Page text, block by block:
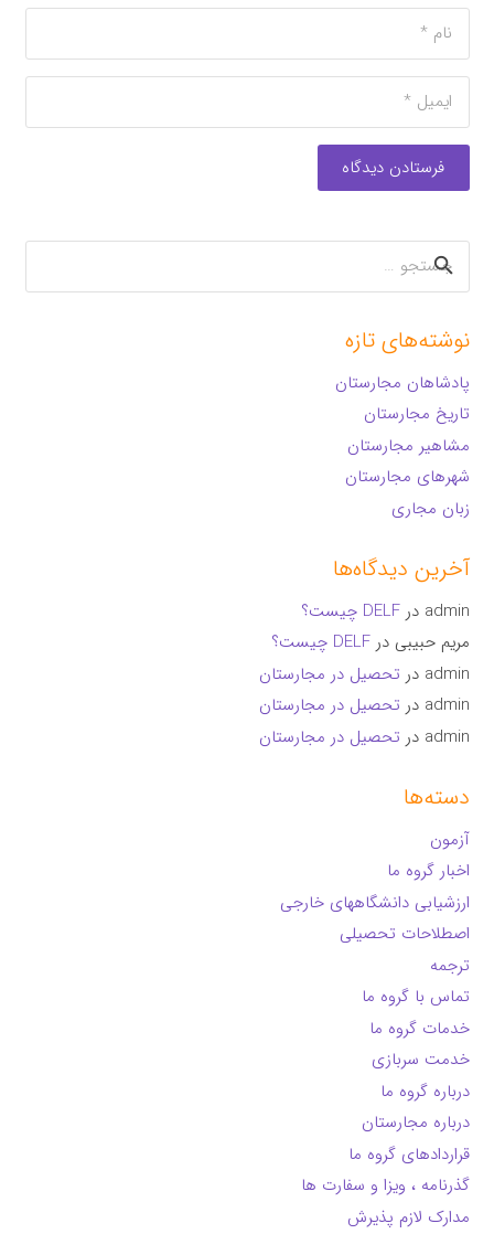
فرستادن دیدگاه
جستجو
برای:
نوشته‌های تازه
پادشاهان مجارستان
تاریخ مجارستان
مشاهیر مجارستان
شهرهای مجارستان
زبان مجاری
آخرین دیدگاه‌ها
admin درDELF چیست؟
مریم حبیبی درDELF چیست؟
admin در تحصیل در مجارستان
admin در تحصیل در مجارستان
admin در تحصیل در مجارستان
دسته‌ها
آزمون
اخبار گروه ما
ارزشیابی دانشگاههای خارجی
اصطلاحات تحصیلی
ترجمه
تماس با گروه ما
خدمات گروه ما
خدمت سربازی
درباره گروه ما
درباره مجارستان
قراردادهای گروه ما
گذرنامه ، ویزا و سفارت ها
مدارک لازم پذیرش